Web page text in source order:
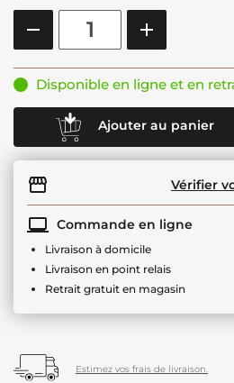
Disponible en ligne et en
Ajouter au panier
Vérifier
Commande en ligne
Livraison à domicile
Livraison en point relais
Retrait gratuit en magasin
Estimez vos frais de livraison.